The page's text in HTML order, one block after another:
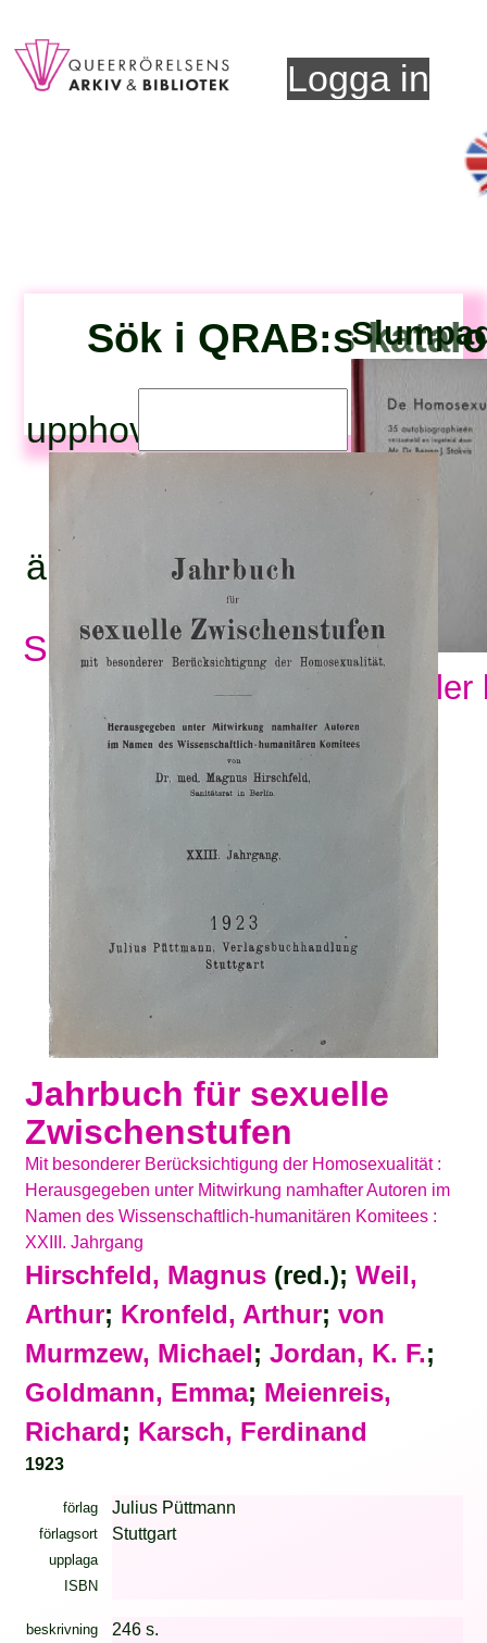
Logga in
Sök i QRAB:s
upphovsperson:
ämnesord:
Se alla ämnesord
Visa
Jahrbuch für sexuelle
Zwischenstufen
Mit besonderer Berücksichtigung der Homosexualität :
Herausgegeben unter Mitwirkung namhafter Autoren im
Namen des Wissenschaftlich-humanitären Komitees :
XXIII. Jahrgang
Hirschfeld, Magnus(red.); Weil,
Arthur; Kronfeld, Arthur; von
Murmzew, Michael; Jordan, K. F.;
Goldmann, Emma; Meienreis,
Richard; Karsch, Ferdinand
1923
förlag Julius Püttmann
förlagsort Stuttgart
upplaga
ISBN
beskrivning 246 s.